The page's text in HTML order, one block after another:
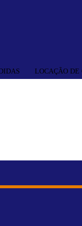
LOCAÇÃO DE